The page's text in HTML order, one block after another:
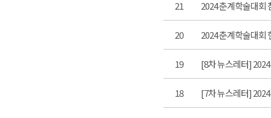
21 2024 춘계학술대회
20 2024 춘계학술대회
19 [8차 뉴스레터]
18 [7차 뉴스레터]